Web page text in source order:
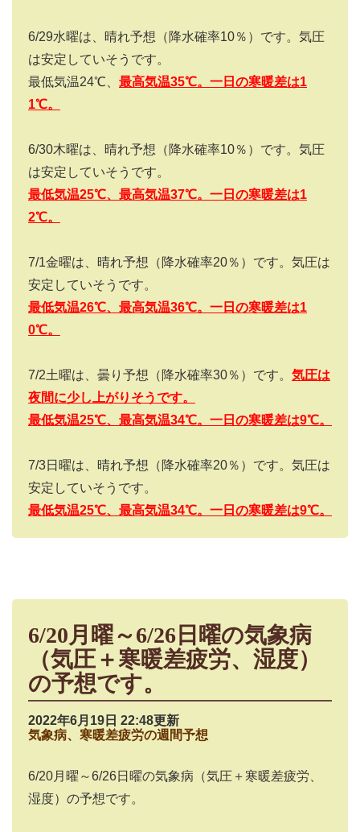
6/29水曜は、晴れ予想（降水確率10％）です。気圧
は安定していそうです。
最低気温24℃、 最高気温35℃。一日の寒暖差は1
1℃。
6/30木曜は、晴れ予想（降水確率10％）です。気圧
は安定していそうです。
最低気温25℃、最高気温37℃。一日の寒暖差は1
2℃。
7/1金曜は、晴れ予想（降水確率20％）です。気圧は
安定していそうです。
最低気温26℃、最高気温36℃。 一日の寒暖差は1
0℃。
7/2土曜は、曇り予想（降水確率30％）です。 気圧は
夜間に少し上がりそうです。
最低気温25℃、最高気温34℃。 一日の寒暖差は9℃。
7/3日曜は、晴れ予想（降水確率20％）です。気圧は
安定していそうです。
最低気温25℃、最高気温34℃。一日の寒暖差は9℃。
6/20月曜～6/26日曜の気象病
（気圧＋寒暖差疲労、湿度）
の予想です。
2022年6月19日 22:48更新
気象病、寒暖差疲労の週間予想
6/20月曜～6/26日曜の気象病（気圧＋寒暖差疲労、
湿度）の予想です。